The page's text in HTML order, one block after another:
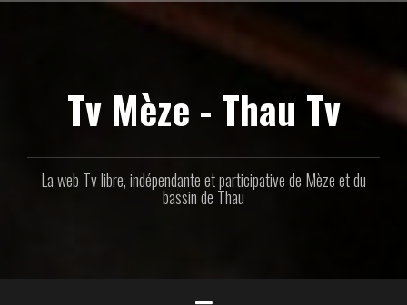
Tv Mèze - Thau Tv
La web Tv libre, indépendante et participative de Mèze et du
bassin de Thau